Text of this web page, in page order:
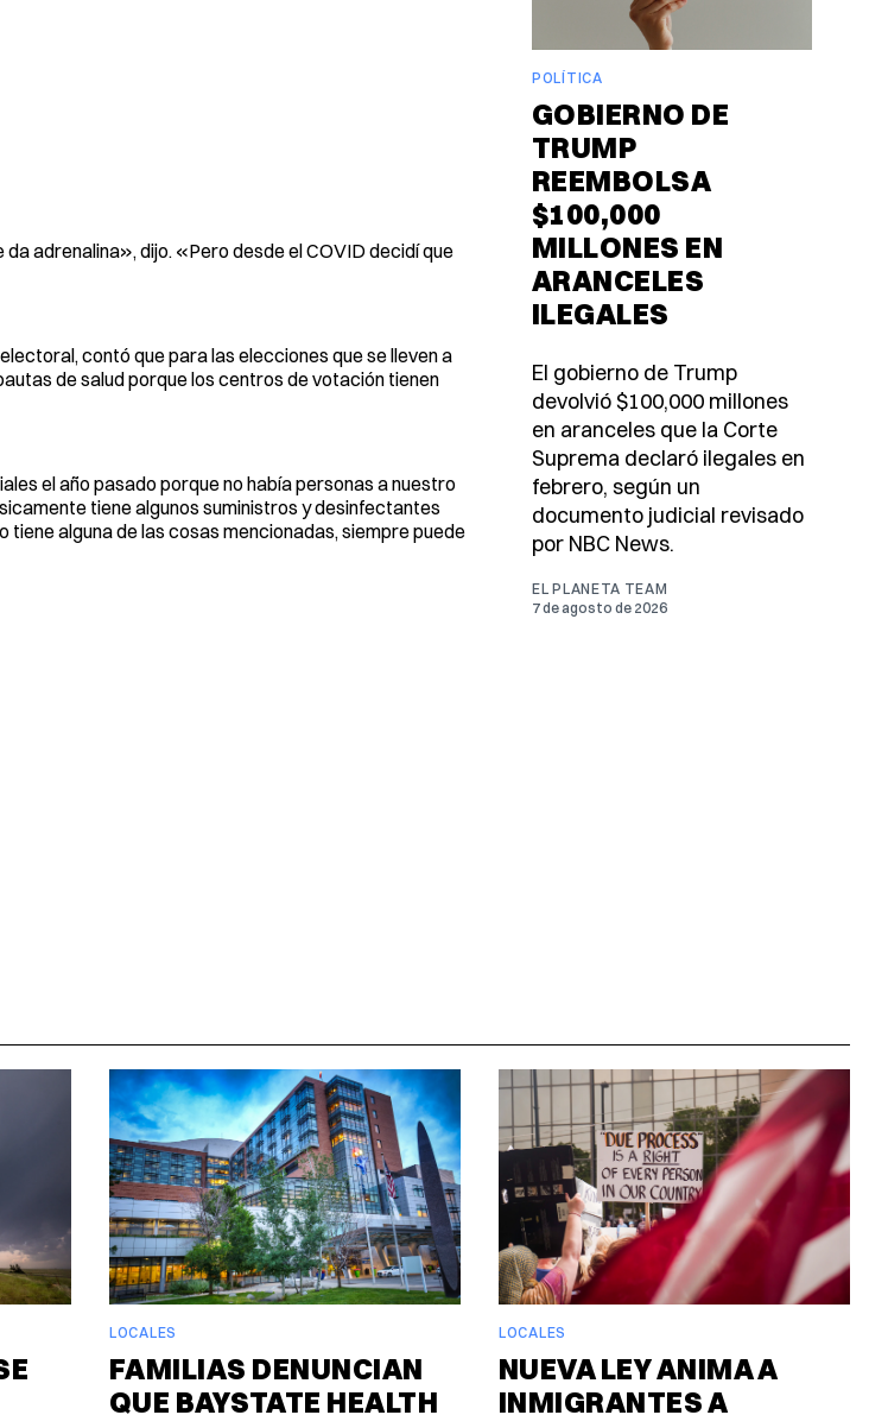
adrenalina», dijo. «Pero desde el COVID decidí que
contó que para las elecciones que se lleven a
de salud porque los centros de votación tienen
el año pasado porque no había personas a nuestro
tiene algunos suministros y desinfectantes
tiene alguna de las cosas mencionadas, siempre puede
POLÍTICA
GOBIERNO DE
TRUMP
REEMBOLSA
$100,000
MILLONES EN
ARANCELES
ILEGALES
El gobierno de Trump
devolvió $100,000 millones
en aranceles que la Corte
Suprema declaró ilegales en
febrero, según un
documento judicial revisado
por NBC News.
EL PLANETA TEAM
7 de agosto de 2026
LOCALES
FAMILIAS DENUNCIAN
QUE BAYSTATE HEALTH
LOCALES
NUEVA LEY ANIMA A
INMIGRANTES A